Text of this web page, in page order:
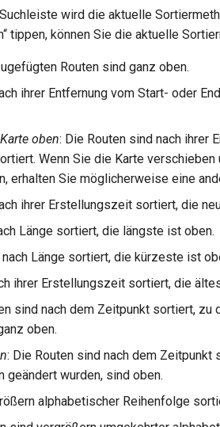
wird die aktuelle
tippen, können Sie die aktuelle
Routen sind ganz oben.
ihrer Entfernung vom Start- oder
oben: Die Routen sind nach ihrer
Wenn Sie die Karte
erhalten Sie möglicherweise eine
ihrer Erstellungszeit sortiert, die
Länge sortiert, die längste ist oben.
Länge sortiert, die kürzeste ist
ihrer Erstellungszeit sortiert, die
sind nach dem Zeitpunkt sortiert,
oben.
: Die Routen sind nach dem
geändert wurden, sind oben.
alphabetischer Reihenfolge